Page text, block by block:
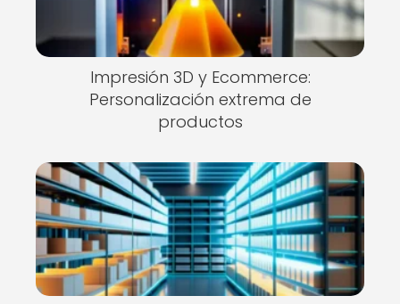
Impresión 3D y Ecommerce:
Personalización extrema de
productos